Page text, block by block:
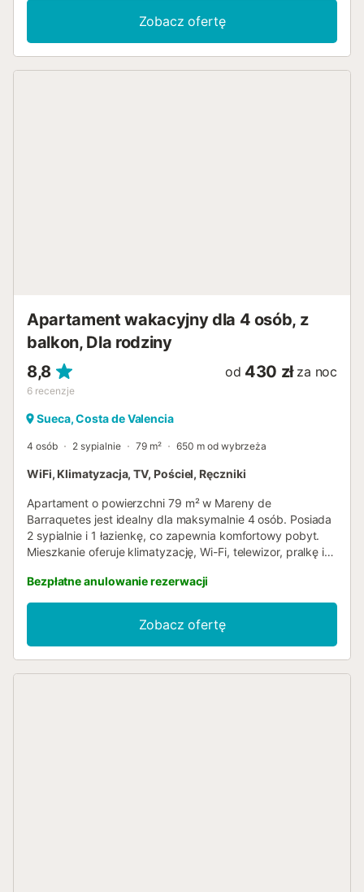
Zobacz ofertę
Apartament wakacyjny dla 4 osób, z
balkon, Dla rodziny
8,8
6 recenzje
od 430 zł za noc
Sueca, Costa de Valencia
4 osób 2 sypialnie 79 m² 650 m od wybrzeża
WiFi, Klimatyzacja, TV, Pościel, Ręczniki
Apartament o powierzchni 79 m² w Mareny de
Barraquetes jest idealny dla maksymalnie 4 osób. Posiada
2 sypialnie i 1 łazienkę, co zapewnia komfortowy pobyt.
Mieszkanie oferuje klimatyzację, Wi-Fi, telewizor, pralkę i
pobyt. Wyjdź na swój prywatny balkon, idealny do relaksu
o każdej porze. Będziesz mieć również dostęp do
wspólnego tarasu zewnętrznego, gdzie można odpocząć i
cieszyć się świeżym powietrzem. Parking przy ulicy jest
łatwy i wygodny. Prosimy pamiętać, że na terenie obiektu
Bezpłatne anulowanie rezerwacji
Zobacz ofertę